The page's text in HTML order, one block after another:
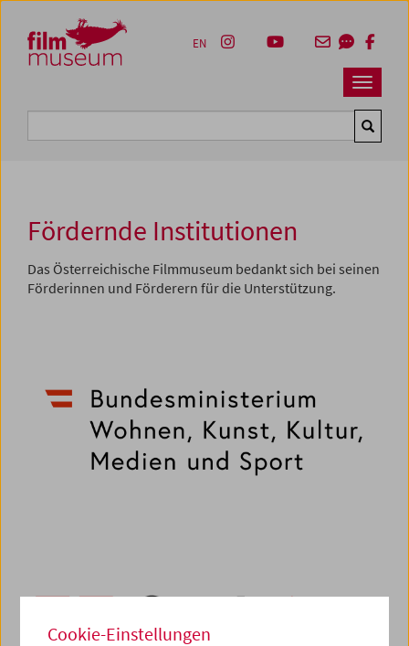
Zum Inhalt
Zum Hauptmenü
Zur Servicenavigation
Zum Suche
Navbar
EN
Fördernde Institutionen
Das Österreichische Filmmuseum bedankt sich bei seinen
Förderinnen und Förderern für die Unterstützung.
Cookie-Einstellungen